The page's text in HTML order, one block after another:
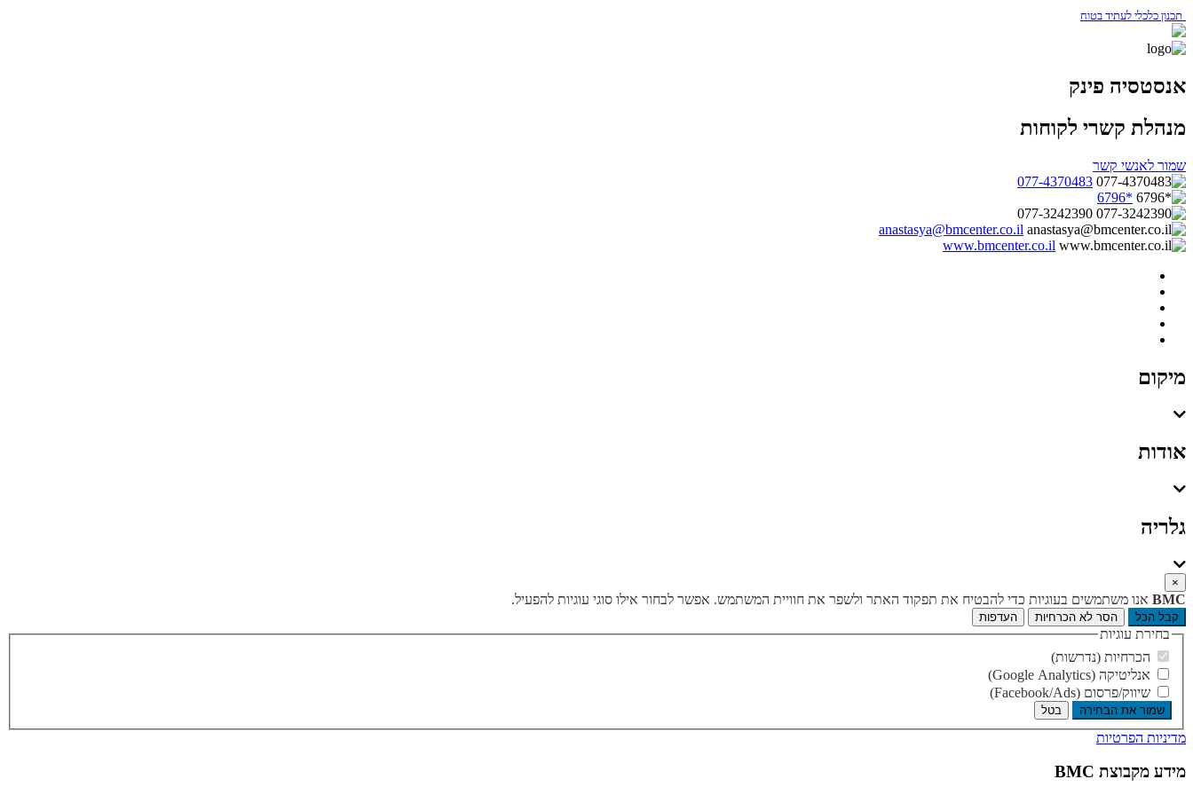
תכנון כלכלי לעתיד בטוח
אנסטסיה פינק
מנהלת קשרי לקוחות
שמור לאנשי קשר
077-4370483
*6796
077-3242390
anastasya@bmcenter.co.il
www.bmcenter.co.il
מיקום
אודות
גלריה
×
BMC אנו משתמשים בעוגיות כדי להבטיח את תפקוד האתר ולשפר את חוויית המשתמש. אפשר לבחור אילו סוגי עוגיות להפעיל.
קבל הכל הסר לא הכרחיות העדפות
בחירת עוגיות
הכרחיות (נדרשות)
אנליטיקה (Google Analytics)
שיווק/פרסום (Facebook/Ads)
שמור את הבחירה בטל
מדיניות הפרטיות
מידע מקבוצת BMC